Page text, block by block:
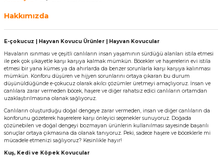
Cihazlar
Kovucu Cihazlar
Cihazlar
Cihazlar
Ürünler
Tel Çeşitleri
Hakkımızda
E-çokucuz | Hayvan Kovucu Ürünler | Hayvan Kovucular
Havaların ısınması ve çeşitli canlıların insan yaşamının sürdüğü alanları istila etmesi
ile pek çok şikayetle karşı karşıya kalmak mümkün. Böcekler ve haşerelerin evi istila
etmesi bir yana kümes ya da ahırlarda da benzer sorunlarla karşı karşıya kalınması
mümkün. Konforu düşüren ve hijyen sorunlarını ortaya çıkaran bu durum
düşünüldüğünde e-çokucuz olarak akılcı çözümler üretmeyi amaçlıyoruz. İnsan ve
canlılara zarar vermeden böcek, haşere ve diğer rahatsız edici canlıların ortamdan
uzaklaştırılmasına olanak sağlıyoruz.
Canlıların oluşturduğu doğal dengeye zarar vermeden, insan ve diğer canlıların da
konforunu gözeterek haşerelere karşı önleyici seçenekler sunuyoruz. Doğada
çözünebilen ve doğal dengeyi bozmayan ürünlerin kullanılması sayesinde başarılı
sonuçlar ortaya çıkmasına da olanak tanıyoruz. Peki, sadece haşere ve böceklerle mi
mücadele etmenizi sağlıyoruz? Kesinlikle hayır!
Kuş, Kedi ve Köpek Kovucular